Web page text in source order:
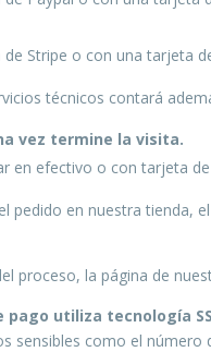
Stripe o con una tarjeta
técnicos contará
vez termine la visita.
en efectivo o con tarjeta
pedido en nuestra tienda,
proceso, la página de
pago utiliza tecnología
sensibles como el